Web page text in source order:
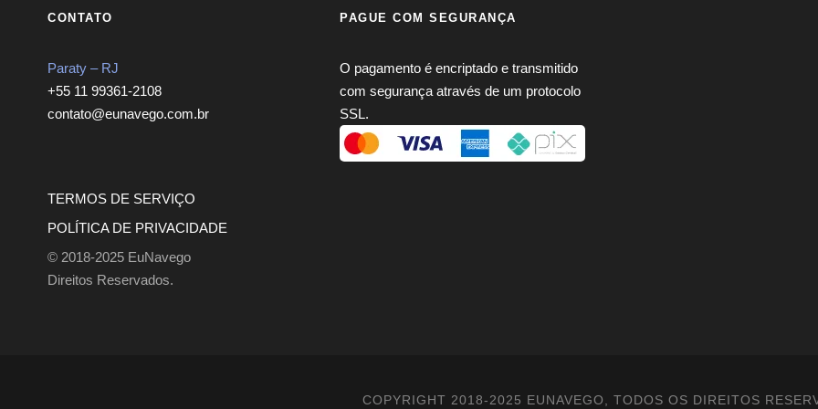
CONTATO
Paraty – RJ
+55 11 99361-2108
contato@eunavego.com.br
TERMOS DE SERVIÇO
POLÍTICA DE PRIVACIDADE
© 2018-2025 EuNavego
Direitos Reservados.
PAGUE COM SEGURANÇA
O pagamento é encriptado e transmitido
com segurança através de um protocolo
SSL.
COPYRIGHT 2018-2025 EUNAVEGO, TODOS OS DIREITOS